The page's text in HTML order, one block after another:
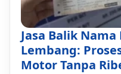
Jasa Balik
Lembang:
Motor Tanpa